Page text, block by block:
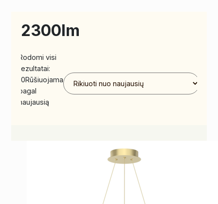
2300lm
Rodomi visi
rezultatai:
10Rūšiuojama
pagal
naujausią